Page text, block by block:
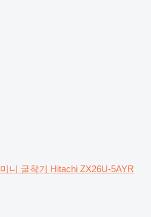
미니 굴착기 Hitachi ZX26U-5AYR